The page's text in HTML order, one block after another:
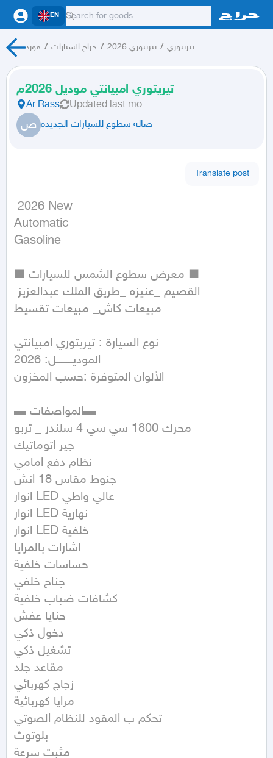
EN
فورد / حراج السيارات / تيريتوري 2026 / تيريتوري
تيريتوري امبيانتي موديل 2026م
Ar Rass Updated last mo.
ص صالة سطوع للسيارات الجديده
Translate post
Automatic
Gasoline
■ معرض سطوع الشمس للسيارات ■
مبيعات كاش_ مبيعات تقسيط
نوع السيارة : تيريتوري امبيانتي
الموديـــــــــل: 2026
الألوان المتوفرة :حسب المخزون
▬ المواصفات▬
محرك 1800 سي سي 4 سلندر _ تربو
جير اتوماتيك
نظام دفع امامي
جنوط مقاس 18 انش
انوار LED عالي واطي
انوار LED نهارية
انوار LED خلفية
اشارات بالمرايا
حساسات خلفية
جناح خلفي
كشافات ضباب خلفية
حنايا عفش
دخول ذكي
تشغيل ذكي
مقاعد جلد
زجاج كهربائي
مرايا كهربائية
تحكم ب المقود للنظام الصوتي
بلوتوث
مثبت سرعة